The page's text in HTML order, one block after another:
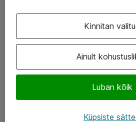
Facebook
Ainult
Luban kõik
Kinnitan
Küpsiste